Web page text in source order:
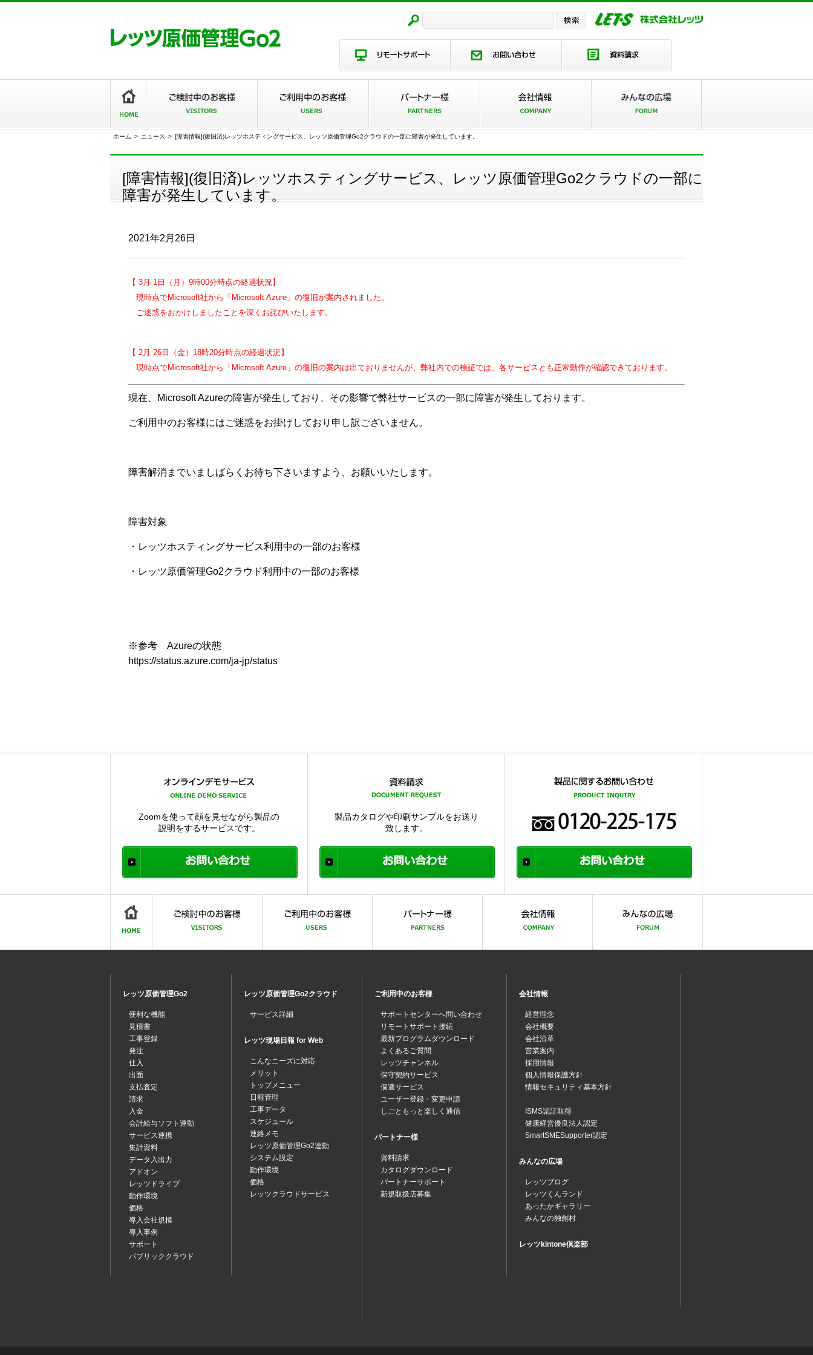
ホーム > ニュース > [障害情報](復旧済)レッツホスティングサービス、レッツ原価管理Go2クラウドの一部に障害が発生しています。
[障害情報](復旧済)レッツホスティングサービス、レッツ原価管理Go2クラウドの一部に
障害が発生しています。
2021年2月26日
【 3月 1日（月）9時00分時点の経過状況】
現時点でMicrosoft社から「Microsoft Azure」の復旧が案内されました。
ご迷惑をおかけしましたことを深くお詫びいたします。
【 2月 26日（金）18時20分時点の経過状況】
現時点でMicrosoft社から「Microsoft Azure」の復旧の案内は出ておりませんが、弊社内での検証では、各サービスとも正常動作が確認できております。
現在、Microsoft Azureの障害が発生しており、その影響で弊社サービスの一部に障害が発生しております。
ご利用中のお客様にはご迷惑をお掛けしており申し訳ございません。
障害解消までいましばらくお待ち下さいますよう、お願いいたします。
障害対象
・レッツホスティングサービス利用中の一部のお客様
・レッツ原価管理Go2クラウド利用中の一部のお客様
※参考 Azureの状態
https://status.azure.com/ja-jp/status
Zoomを使って顔を見せながら製品の
説明をするサービスです。
製品カタログや印刷サンプルをお送り
致します。
レッツ原価管理Go2
便利な機能
見積書
工事登録
発注
仕入
出面
支払査定
請求
入金
会計給与ソフト連動
サービス連携
集計資料
データ入出力
アドオン
レッツドライブ
動作環境
価格
導入会社規模
導入事例
サポート
パブリッククラウド
レッツ原価管理Go2クラウド
サービス詳細
レッツ現場日報 for Web
こんなニーズに対応
メリット
トップメニュー
日報管理
工事データ
スケジュール
連絡メモ
レッツ原価管理Go2連動
システム設定
動作環境
価格
レッツクラウドサービス
ご利用中のお客様
サポートセンターへ問い合わせ
リモートサポート接続
最新プログラムダウンロード
よくあるご質問
レッツチャンネル
保守契約サービス
個適サービス
ユーザー登録・変更申請
しごともっと楽しく通信
パートナー様
資料請求
カタログダウンロード
パートナーサポート
新規取扱店募集
会社情報
経営理念
会社概要
会社沿革
営業案内
採用情報
個人情報保護方針
情報セキュリティ基本方針
ISMS認証取得
健康経営優良法人認定
SmartSMESupporter認定
みんなの広場
レッツブログ
レッツくんランド
あったかギャラリー
みんなの独創村
レッツkintone倶楽部